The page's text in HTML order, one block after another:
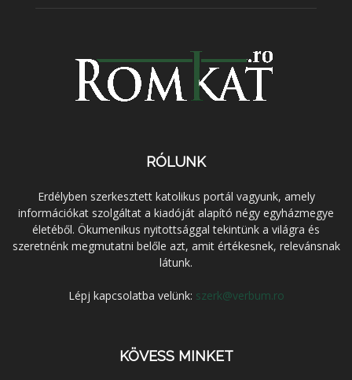
RÓLUNK
Erdélyben szerkesztett katolikus portál vagyunk, amely
információkat szolgáltat a kiadóját alapító négy egyházmegye
életéből. Ökumenikus nyitottsággal tekintünk a világra és
szeretnénk megmutatni belőle azt, amit értékesnek, relevánsnak
látunk.
Lépj kapcsolatba velünk: szerk@verbum.ro
KÖVESS MINKET